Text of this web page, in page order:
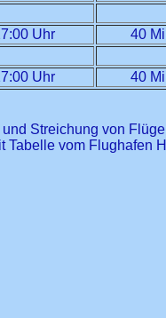
Uhr 40
Uhr 40
Streichung von
Tabelle vom Flughafen